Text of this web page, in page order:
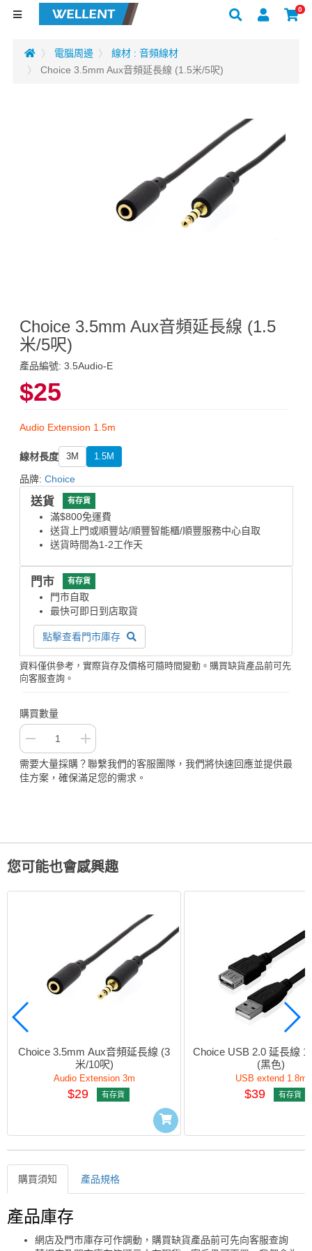
0
電腦周邊
線材 : 音頻線材
Choice 3.5mm Aux音頻延長線 (1.5米/5呎)
Choice 3.5mm Aux音頻延長線 (1.5
米/5呎)
產品編號: 3.5Audio-E
$25
Audio Extension 1.5m
線材長度 3M 1.5M
品牌: Choice
送貨 有存貨
滿$800免運費
送貨上門或順豐站/順豐智能櫃/順豐服務中心自取
送貨時間為1-2工作天
門市 有存貨
門市自取
最快可即日到店取貨
點擊查看門市庫存
資料僅供參考，實際貨存及價格可隨時間變動。購買缺貨產品前可先
向客服查詢。
購買數量
需要大量採購？聯繫我們的客服團隊，我們將快速回應並提供最
佳方案，確保滿足您的需求。
您可能也會感興趣
Choice 3.5mm Aux音頻延長線 (3
米/10呎)
Audio Extension 3m
$29 有存貨
Choice USB 2.0 延長線
(黑色)
USB extend 1.8m
$39 有存貨
購買須知 產品規格
購買須知
產品庫存
網店及門市庫存可作調動，購買缺貨產品前可先向客服查詢